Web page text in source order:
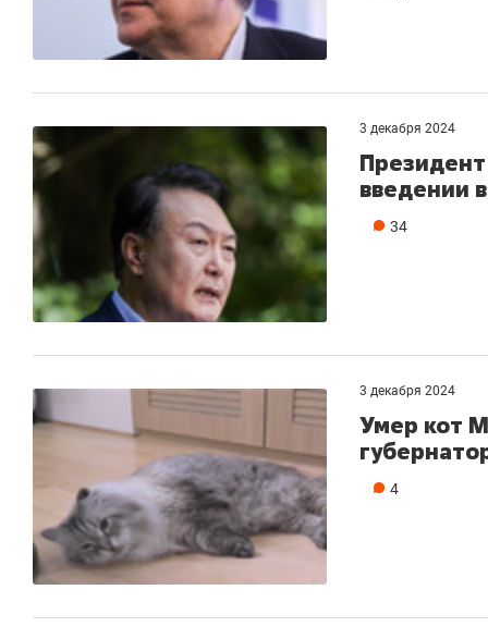
3 декабря 2024
введении
34
3 декабря 2024
Умер кот
4